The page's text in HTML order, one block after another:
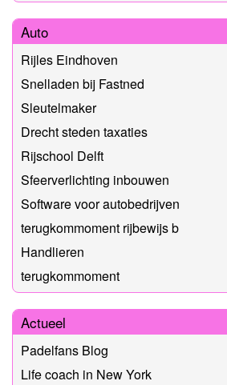
Auto
Rijles Eindhoven
Snelladen bij Fastned
Sleutelmaker
Drecht steden taxaties
Rijschool Delft
Sfeerverlichting inbouwen
Software voor autobedrijven
terugkommoment rijbewijs b
Handlieren
terugkommoment
Actueel
Padelfans Blog
Life coach in New York